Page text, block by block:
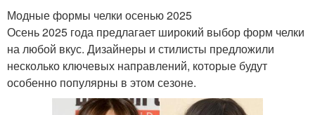
Модные формы челки осенью 2025
Осень 2025 года предлагает широкий выбор форм челки
на любой вкус. Дизайнеры и стилисты предложили
несколько ключевых направлений, которые будут
особенно популярны в этом сезоне.